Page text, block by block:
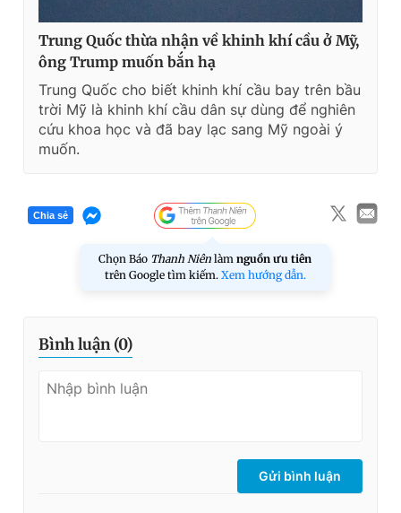
Trung Quốc thừa nhận về khinh khí cầu ở Mỹ,
ông Trump muốn bắn hạ
Trung Quốc cho biết khinh khí cầu bay trên bầu
trời Mỹ là khinh khí cầu dân sự dùng để nghiên
cứu khoa học và đã bay lạc sang Mỹ ngoài ý
muốn.
Chia sẻ
Chọn Báo Thanh Niên làm nguồn ưu tiên
trên Google tìm kiếm. Xem hướng dẫn.
Bình luận (0)
Gửi bình luận